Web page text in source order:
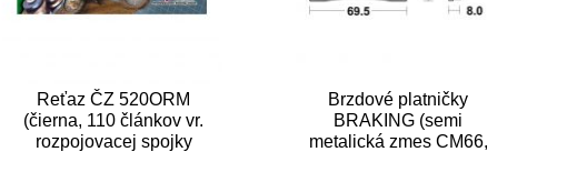
Reťaz ČZ 520ORM
(čierna, 110 článkov vr.
rozpojovacej spojky
Brzdové platničky
BRAKING (semi
metalická zmes CM66,